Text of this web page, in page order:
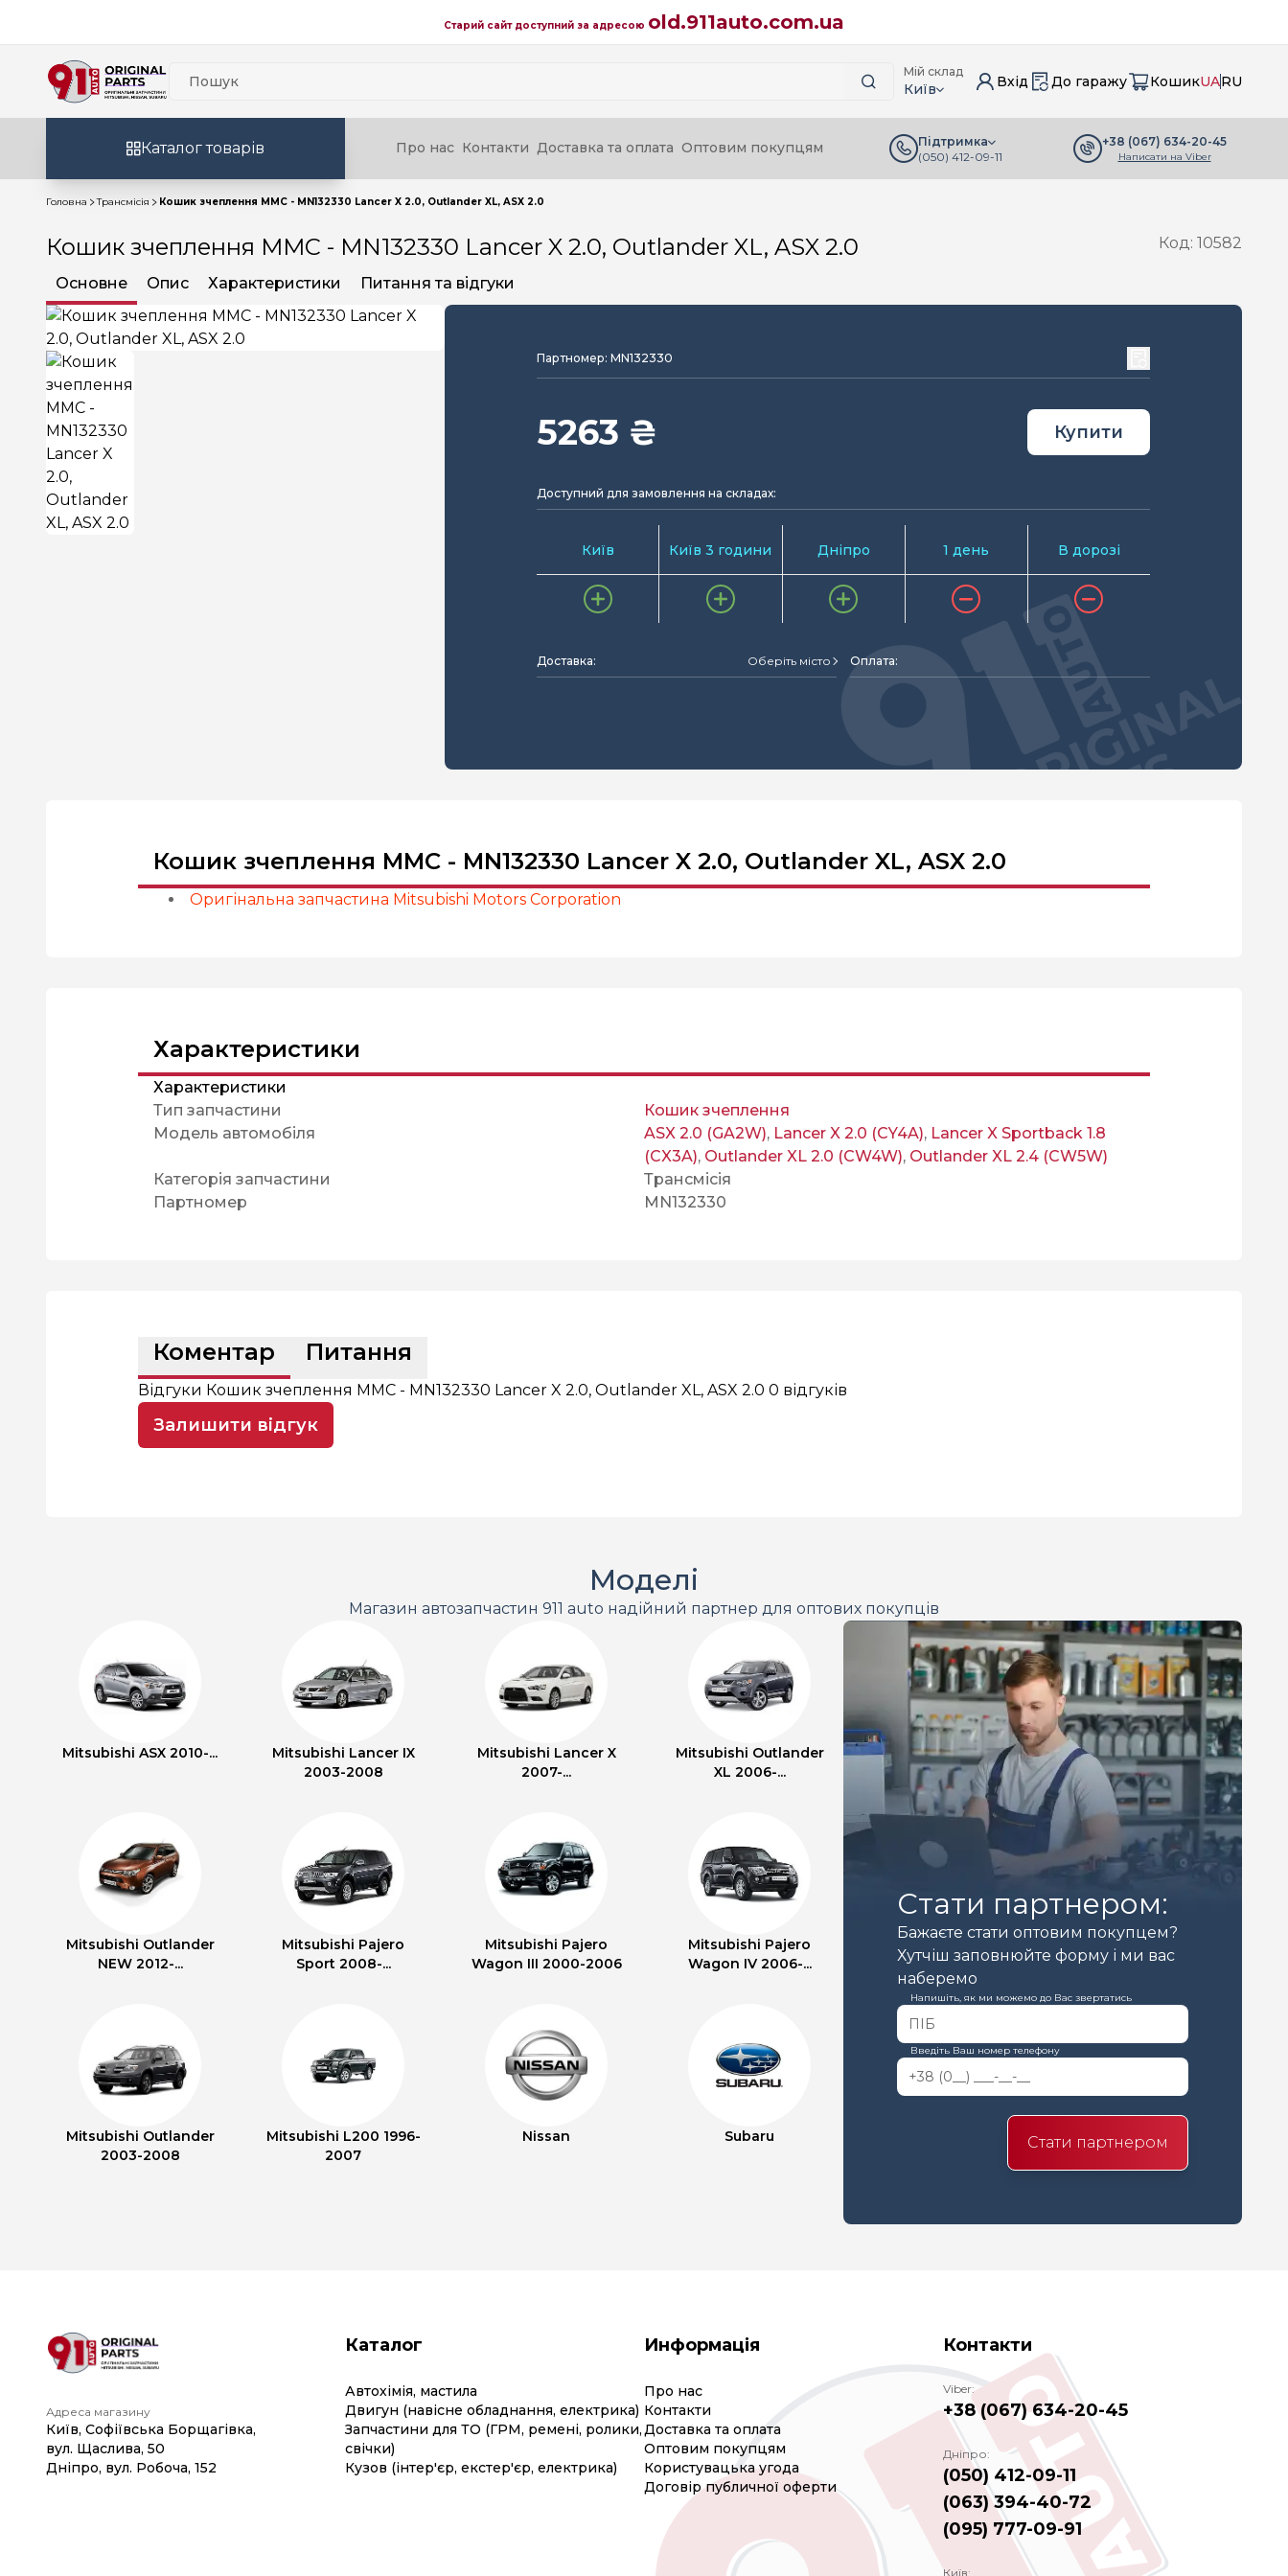
Старий сайт доступний за адресою old.911auto.com.ua
Мій склад
Київ Вхід До гаражу КошикUARU
Каталог товарів Про нас Контакти Доставка та оплата Оптовим покупцям
Підтримка
(050) 412-09-11
+38 (067) 634-20-45
Написати на Viber
Головна Трансмісія Кошик зчеплення MMC - MN132330 Lancer X 2.0, Outlander XL, ASX 2.0
Кошик зчеплення MMC - MN132330 Lancer X 2.0, Outlander XL, ASX 2.0 Код: 10582
Основне Опис Характеристики Питання та відгуки
Партномер: MN132330
5263 ₴ Купити
Доступний для замовлення на складах:
Київ Київ 3 години Дніпро 1 день В дорозі
Доставка: Оберіть місто Оплата:
Кошик зчеплення MMC - MN132330 Lancer X 2.0, Outlander XL, ASX 2.0
Оригінальна запчастина Mitsubishi Motors Corporation
Характеристики
Характеристики
Тип запчастини
Кошик зчеплення
Модель автомобіля
ASX 2.0 (GA2W), Lancer X 2.0 (CY4A), Lancer X Sportback 1.8
(CX3A), Outlander XL 2.0 (CW4W), Outlander XL 2.4 (CW5W)
Категорія запчастини
Трансмісія
Партномер
MN132330
Коментар Питання
Відгуки Кошик зчеплення MMC - MN132330 Lancer X 2.0, Outlander XL, ASX 2.0 0 відгуків
Залишити відгук
Моделі
Магазин автозапчастин 911 auto надійний партнер для оптових покупців
Mitsubishi ASX 2010-...
Mitsubishi Lancer IX
2003-2008
Mitsubishi Lancer X
2007-...
Mitsubishi Outlander
XL 2006-...
Mitsubishi Outlander
NEW 2012-...
Mitsubishi Pajero
Sport 2008-...
Mitsubishi Pajero
Wagon III 2000-2006
Mitsubishi Pajero
Wagon IV 2006-...
Mitsubishi Outlander
2003-2008
Mitsubishi L200 1996-
2007
Nissan Subaru
Стати партнером:
Бажаєте стати оптовим покупцем?
Хутчіш заповнюйте форму і ми вас
наберемо
Напишіть, як ми можемо до Вас звертатись
Введіть Ваш номер телефону
Стати партнером
Адреса магазину
Київ, Софіївська Борщагівка,
вул. Щаслива, 50
Дніпро, вул. Робоча, 152
Каталог
Автохімія, мастила
Двигун (навісне обладнання, електрика)
Запчастини для ТО (ГРМ, ремені, ролики,
свічки)
Кузов (інтер'єр, екстер'єр, електрика)
Информація
Про нас
Контакти
Доставка та оплата
Оптовим покупцям
Користувацька угода
Договір публичної оферти
Контакти
Viber:
+38 (067) 634-20-45
Дніпро:
(050) 412-09-11
(063) 394-40-72
(095) 777-09-91
Київ: